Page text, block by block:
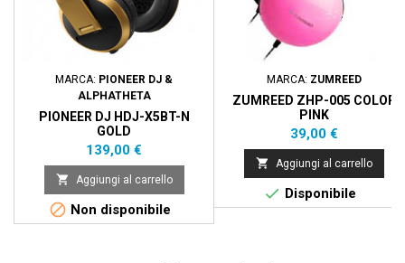
MARCA: PIONEER DJ &
ALPHATHETA
PIONEER DJ HDJ-X5BT-N
GOLD
Prezzo
139,00 €
 Aggiungi al carrello
 Non disponibile
MARCA: ZUMREED
ZUMREED ZHP-005 COLOR
PINK
Prezzo
39,00 €
 Aggiungi al carrello
 Disponibile